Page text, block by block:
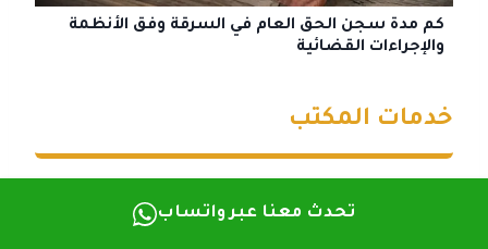
تحدث معنا عبر واتساب
كم مدة سجن الحق العام في السرقة وفق الأنظمة
والإجراءات القضائية
خدمات المكتب